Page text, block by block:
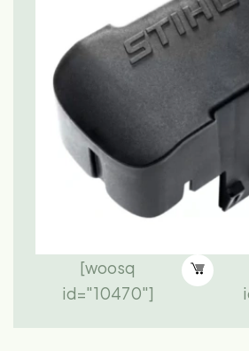
[woosq
id="10470"]